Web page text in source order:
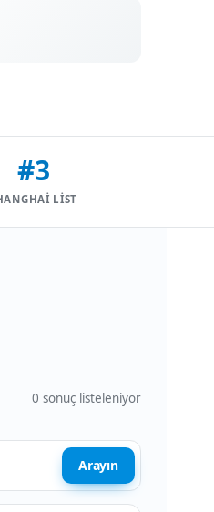
#3
LIST
0 sonuç listeleniyor
Arayın